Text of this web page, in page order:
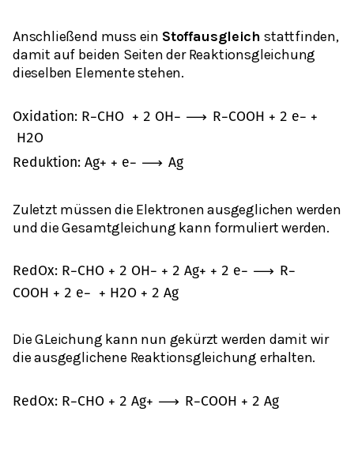
Anschließend muss ein Stoffausgleich stattfinden,
damit auf beiden Seiten der Reaktionsgleichung
dieselben Elemente stehen.
Oxidation: R−CH O + 2 OH − ⟶ R−COOH + 2 e− +
H 2O
Red u ktion: Ag+ + e− ⟶ Ag
Zuletzt müssen die Elektronen ausgeglichen werden
und die Gesamtgleichung kann formuliert werden.
Red Ox: R−CH O + 2 OH − + 2 Ag+ + 2 e− ⟶ R−
COOH + 2 e− + H 2O + 2 Ag
Die GLeichung kann nun gekürzt werden damit wir
die ausgeglichene Reaktionsgleichung erhalten.
Red Ox: R−CH O + 2 Ag+ ⟶ R−COOH + 2 Ag